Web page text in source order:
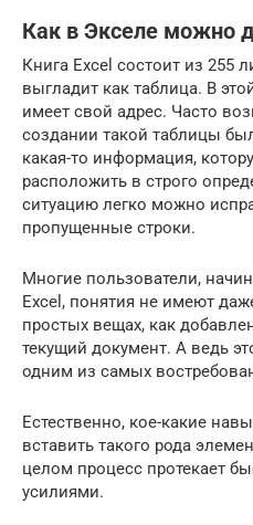
Как в Экселе можно
Книга Excel состоит из 255
выгладит как таблица. В
имеет свой адрес. Часто
создании такой таблицы
какая-то информация,
расположить в строго
ситуацию легко можно
пропущенные строки.
Многие пользователи,
Excel, понятия не имеют
простых вещах, как
текущий документ. А ведь
одним из самых
Естественно, кое-какие
вставить такого рода
целом процесс протекает
усилиями.